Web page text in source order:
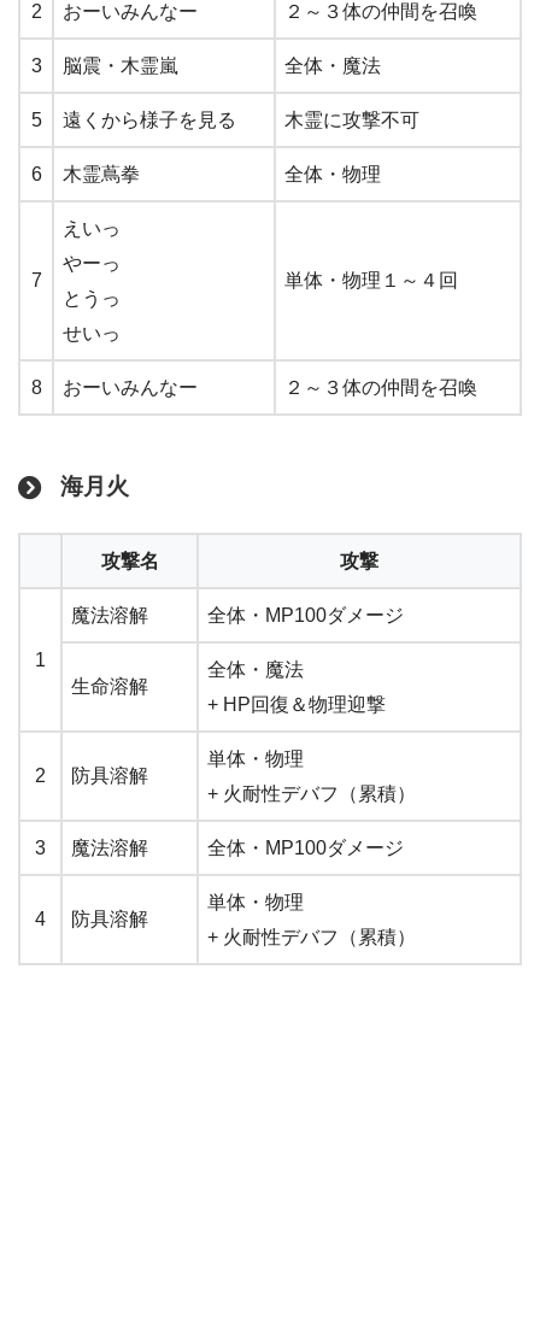
2 おーいみんなー ２～３体の仲間を召喚
3 脳震・木霊嵐 全体・魔法
5 遠くから様子を見る 木霊に攻撃不可
6 木霊蔦拳 全体・物理
7
えいっ
やーっ
とうっ
せいっ
単体・物理１～４回
8 おーいみんなー ２～３体の仲間を召喚
海月火
攻撃名 攻撃
1
魔法溶解 全体・MP100ダメージ
生命溶解
全体・魔法
+ HP回復＆物理迎撃
2 防具溶解
単体・物理
+ 火耐性デバフ（累積）
3 魔法溶解 全体・MP100ダメージ
4 防具溶解
単体・物理
+ 火耐性デバフ（累積）